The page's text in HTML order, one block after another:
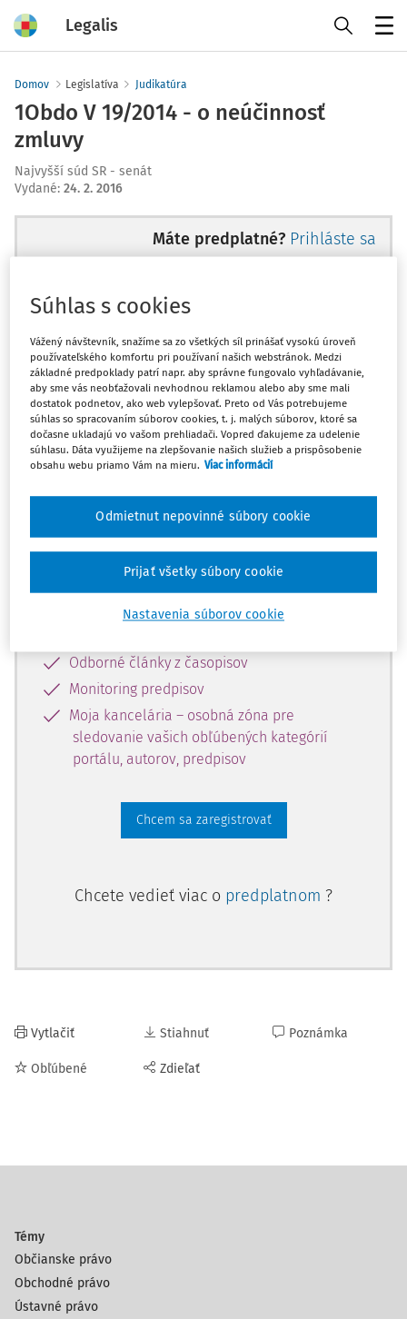
Legalis
Domov Legislatíva Judikatúra
1Obdo V 19/2014 - o neúčinnosť
zmluvy
Najvyšší súd SR - senát
Vydané: 24. 2. 2016
Máte predplatné? Prihláste sa
Ups, zatiaľ ste si prečítali len
začiatok...
Celý odborný obsah z tejto oblasti je
dostupný predplatiteľom portálu.
Odomknite si prístup k odbornému
obsahu a získajte prístup na 10 dní
zdarma, stačí sa len zaregistrovať.
Vďaka registrácii získate prístup aj k
vybranému obsahu:
Odborné články z časopisov
Monitoring predpisov
Moja kancelária – osobná zóna pre
sledovanie vašich obľúbených kategórií
portálu, autorov, predpisov
Chcem sa zaregistrovať
Chcete vedieť viac o predplatnom ?
Vytlačiť
Obľúbené
Stiahnuť
Zdieľať
Poznámka
Témy
Občianske právo
Obchodné právo
Ústavné právo
Súhlas s cookies
Vážený návštevník, snažíme sa zo všetkých síl prinášať vysokú úroveň
používateľského komfortu pri používaní našich webstránok. Medzi
základné predpoklady patrí napr. aby správne fungovalo vyhľadávanie,
aby sme vás neobťažovali nevhodnou reklamou alebo aby sme mali
dostatok podnetov, ako web vylepšovať. Preto od Vás potrebujeme
súhlas so spracovaním súborov cookies, t. j. malých súborov, ktoré sa
dočasne ukladajú vo vašom prehliadači. Vopred ďakujeme za udelenie
súhlasu. Dáta využijeme na zlepšovanie našich služieb a prispôsobenie
obsahu webu priamo Vám na mieru. Viac informácií
Nastavenia súborov cookie
Odmietnut nepovinné súbory cookie
Prijať všetky súbory cookie